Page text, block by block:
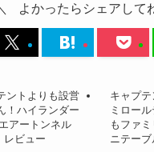
よかったらシェアして
ントよりも設営
！ハイランダー
アートンネル
ビュー
キャプ
ミロー
もファ
ニテーブ